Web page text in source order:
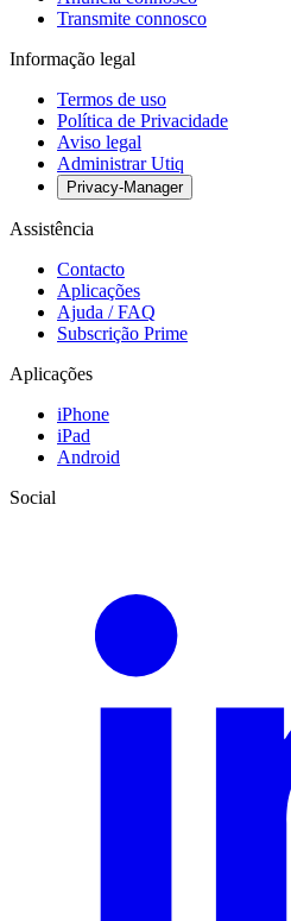
Transmite connosco
Informação legal
Termos de uso
Política de Privacidade
Aviso legal
Administrar Utiq
Privacy-Manager
Assistência
Contacto
Aplicações
Ajuda / FAQ
Subscrição Prime
Aplicações
iPhone
iPad
Android
Social